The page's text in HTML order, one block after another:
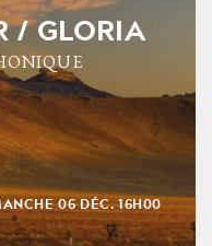
/ GLORIA
06DÉC.16H00